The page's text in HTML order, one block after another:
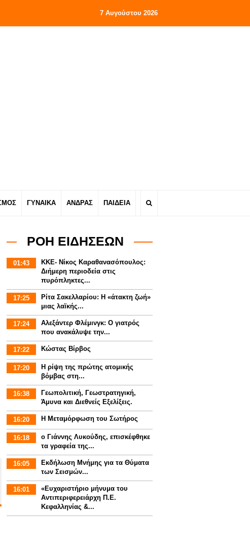
7 Αυγούστου 2026
ΓΥΝΑΙΚΑ ΑΝΔΡΑΣ ΠΑΙΔΕΙΑ
ΡΟΗ ΕΙΔΗΣΕΩΝ
01:43
ΚΚΕ- Νίκος Καραθανασόπουλος:
Διήμερη περιοδεία στις
πυρόπληκτες...
17:25
Ρίτα Σακελλαρίου: Η «άτακτη ζωή»
μιας λαϊκής...
17:24
Αλεξάντερ Φλέμινγκ: Ο γιατρός
που ανακάλυψε την...
17:22 Κώστας Βίρβος
17:20
Η ρίψη της πρώτης ατομικής
βόμβας στη...
16:38
Γεωπολιτική, Γεωστρατηγική,
Άμυνα και Διεθνείς Εξελίξεις.
16:20 Η Μεταμόρφωση του Σωτήρος
16:18
ο Γιάννης Λυκούδης, επισκέφθηκε
τα γραφεία της...
16:05
Εκδήλωση Μνήμης για τα Θύματα
των Σεισμών...
16:01
«Ευχαριστήριο μήνυμα του
Αντιπεριφερειάρχη Π.Ε.
Κεφαλληνίας &...